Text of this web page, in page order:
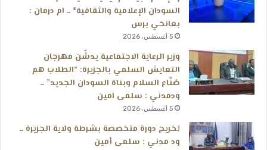
السودان الإعلامية والثقافية* ــ ام درمان :
بعانخي برس
5 أغسطس، 2026
وزير الرعاية الاجتماعية يدشّن مهرجان
التعايش السلمي بالجزيرة: “الطلاب هم
صُنّاع السلام وبناة السودان الجديد” ــ
ودمدني : سلمى امين
5 أغسطس، 2026
تخريج دورة متخصصة بشرطة ولاية الجزيرة ــ
ود مدني : سلمى أمين